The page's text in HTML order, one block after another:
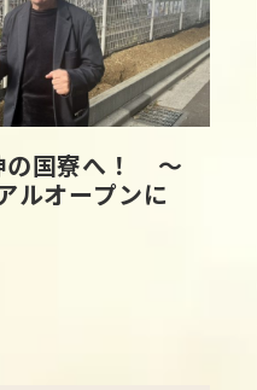
の国寮へ！ ～
ルオープンに